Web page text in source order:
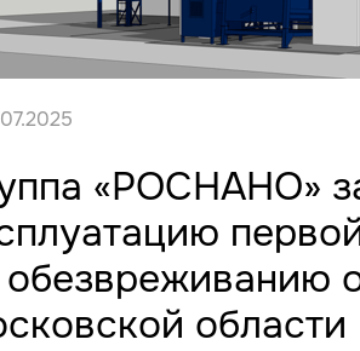
«РОСНАНО»
области